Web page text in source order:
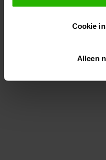
gepersonaliseerde
Lees hier meer over in
Via "Cookie instellingen"
Cookie
Alleen